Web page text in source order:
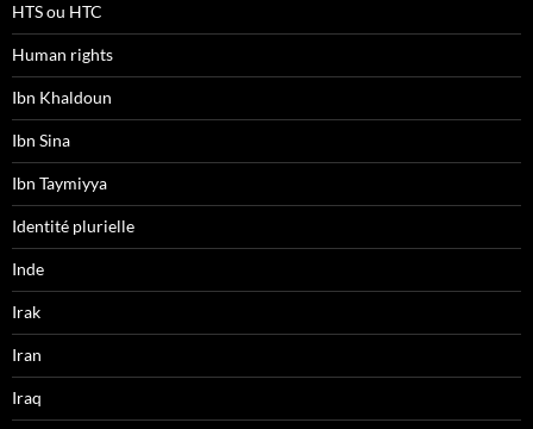
HTS ou HTC
Human rights
Ibn Khaldoun
Ibn Sina
Ibn Taymiyya
Identité plurielle
Inde
Irak
Iran
Iraq